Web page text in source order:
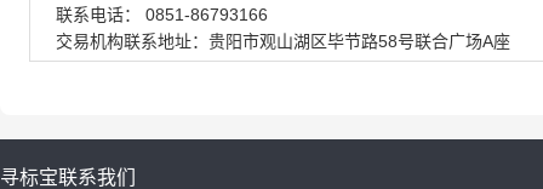
联系电话： 0851-86793166
交易机构联系地址：贵阳市观山湖区毕节路58号联合广场A座
寻标宝联系我们